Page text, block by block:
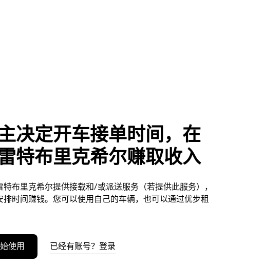
决定开车接单时间，在
特布里克希尔赚取收入
特布里克希尔提供接载和/或派送服务（若提供此服务），
排时间赚钱。您可以使用自己的车辆，也可以通过优步租
使用 已经有账号？登录